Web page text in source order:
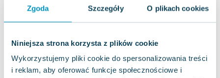
Zgoda Szczegóły O plikach cookies
Niniejsza strona korzysta z plików cookie
Wykorzystujemy pliki cookie do spersonalizowania treści
i reklam, aby oferować funkcje społecznościowe i
Joseph Murphy
Jan Sztaudynger
Małgorzata Ohme
Maddie Ziegler